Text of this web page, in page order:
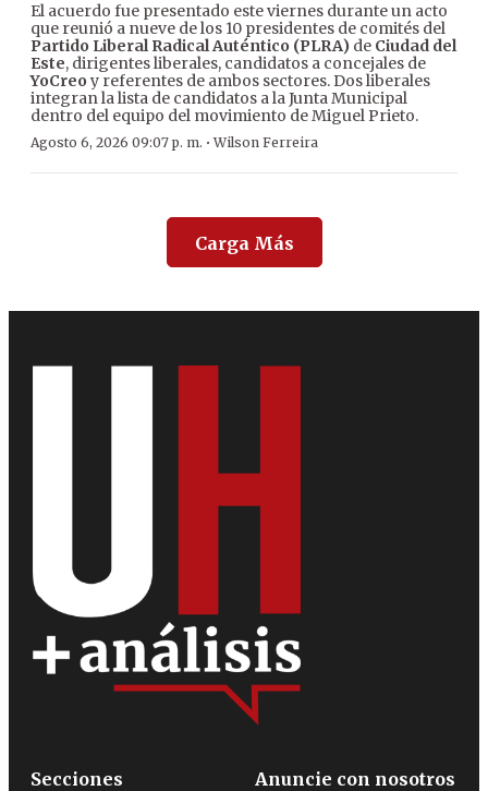
El acuerdo fue presentado este viernes durante un acto
que reunió a nueve de los 10 presidentes de comités del
Partido Liberal Radical Auténtico (PLRA) de Ciudad del
Este, dirigentes liberales, candidatos a concejales de
YoCreo y referentes de ambos sectores. Dos liberales
integran la lista de candidatos a la Junta Municipal
dentro del equipo del movimiento de Miguel Prieto.
Agosto 6, 2026 09:07 p. m. ·Wilson Ferreira
Carga Más
Secciones
Anuncie con nosotros